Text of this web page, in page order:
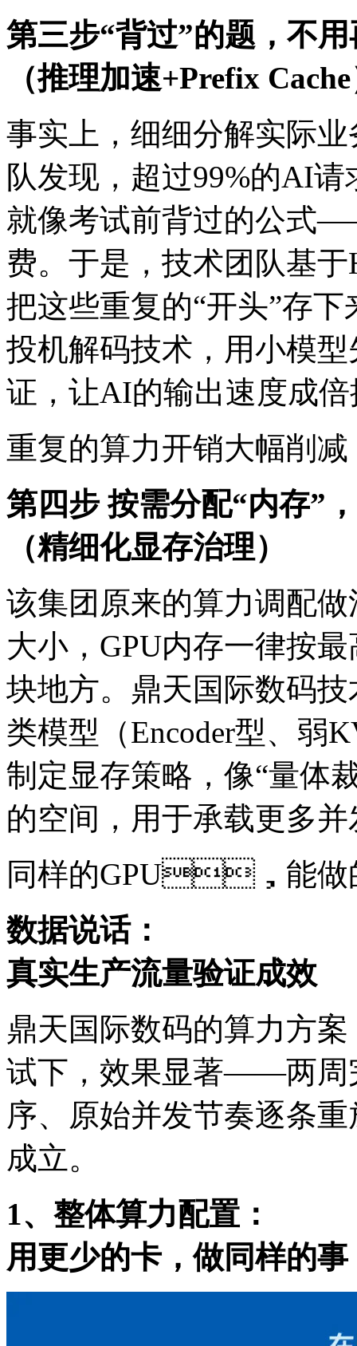
第三步“背过”的题，不
（推理加速+Prefix
事实上，细细分解实际
队发现，超过99%的
就像考试前背过的公式——
费。于是，技术团队基
把这些重复的“开头”存下
投机解码技术，用小模
证，让AI的输出速度成
重复的算力开销大幅削减
第四步 按需分配“内存”
（精细化显存治理）
该集团原来的算力调配
大小，GPU内存一律按
块地方。鼎天国际数码
类模型（Encoder型、
制定显存策略，像“量
的空间，用于承载更多
同样的GPU，能做
数据说话：
真实生产流量验证成效
鼎天国际数码的算力方案
试下，效果显著——两周
序、原始并发节奏逐条
成立。
1、整体算力配置：
用更少的卡，做同样的事